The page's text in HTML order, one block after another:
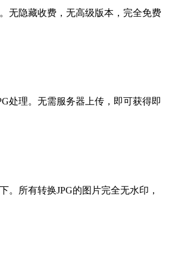
无隐藏收费，无高级版本，完全免费
处理。无需服务器上传，即可获得即
。所有转换JPG的图片完全无水印，